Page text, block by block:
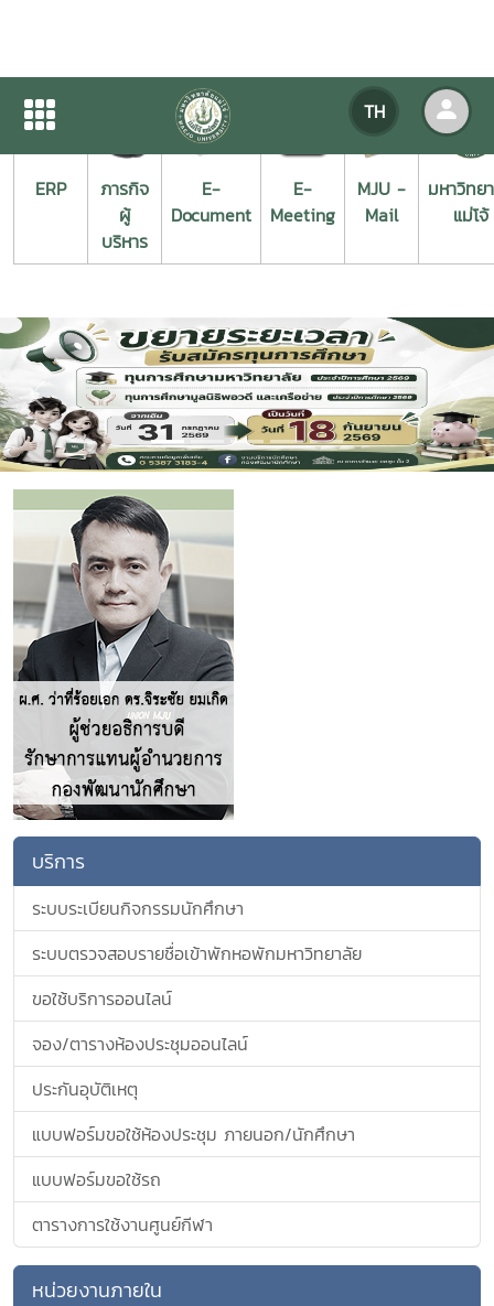
TH
ERP
ภารกิจ
ผู้
บริหาร
E-
Document
E-
Meeting
MJU -
Mail
มหาวิทย
แม่โจ้
Previous Next
บริการ
ระบบระเบียนกิจกรรมนักศึกษา
ระบบตรวจสอบรายชื่อเข้าพักหอพักมหาวิทยาลัย
ขอใช้บริการออนไลน์
จอง/ตารางห้องประชุมออนไลน์
ประกันอุบัติเหตุ
แบบฟอร์มขอใช้ห้องประชุม ภายนอก/นักศึกษา
แบบฟอร์มขอใช้รถ
ตารางการใช้งานศูนย์กีฬา
หน่วยงานภายใน